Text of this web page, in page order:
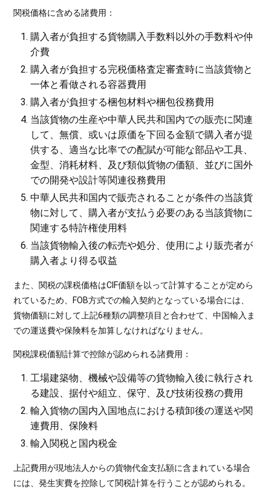
関税価格に含める諸費用：
購入者が負担する貨物購入手数料以外の手数料や仲
介費
購入者が負担する完税価格査定審査時に当該貨物と
一体と看做される容器費用
購入者が負担する梱包材料や梱包役務費用
当該貨物の生産や中華人民共和国内での販売に関連
して、無償、或いは原価を下回る金額で購入者が提
供する、適当な比率での配賦が可能な部品や工具、
金型、消耗材料、及び類似貨物の価額、並びに国外
での開発や設計等関連役務費用
中華人民共和国内で販売されることが条件の当該貨
物に対して、購入者が支払う必要のある当該貨物に
関連する特許権使用料
当該貨物輸入後の転売や処分、使用により販売者が
購入者より得る収益
また、関税の課税価格はCIF価額を以って計算することが定めら
れているため、FOB方式での輸入契約となっている場合には、
貨物価額に対して上記6種類の調整項目と合わせて、中国輸入ま
での運送費や保険料を加算しなければなりません。
関税課税価額計算で控除が認められる諸費用：
工場建築物、機械や設備等の貨物輸入後に執行され
る建設、据付や組立、保守、及び技術役務の費用
輸入貨物の国内入国地点における積卸後の運送や関
連費用、保険料
輸入関税と国内税金
上記費用が現地法人からの貨物代金支払額に含まれている場合
には、発生実費を控除して関税計算を行うことが認められる。